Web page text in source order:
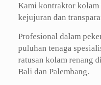
Kami kontraktor kolam
kejujuran dan
Profesional dalam
puluhan tenaga
ratusan kolam renang
Bali dan Palembang.